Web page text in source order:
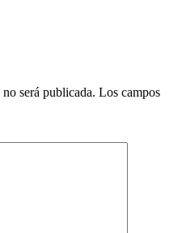
será publicada. Los campos